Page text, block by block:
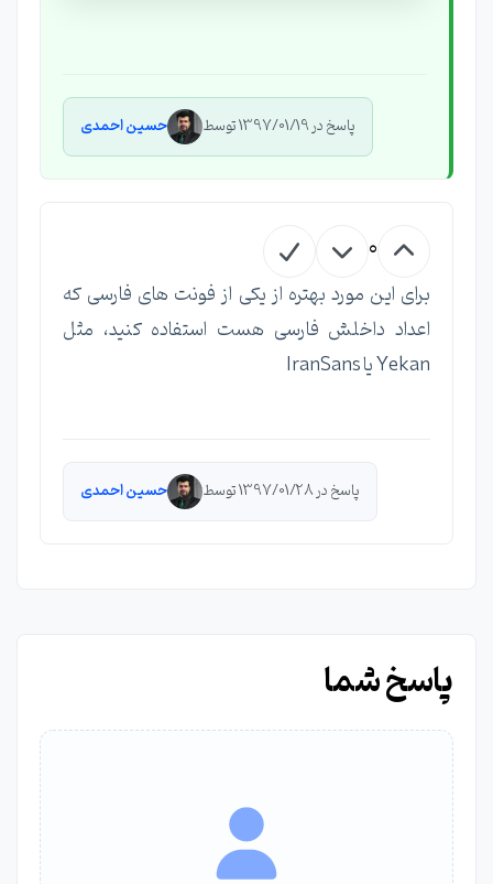
پاسخ در 1397/01/19 توسط حسین احمدی
0
برای این مورد بهتره از یکی از فونت های فارسی که
اعداد داخلش فارسی هست استفاده کنید، مثل
Yekan یا IranSans
پاسخ در 1397/01/28 توسط حسین احمدی
پاسخ شما